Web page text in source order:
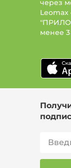
через
Leomax
менее